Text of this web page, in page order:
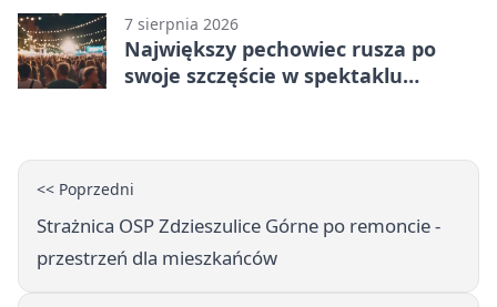
7 sierpnia 2026
Największy pechowiec rusza po
swoje szczęście w spektaklu
<< Poprzedni
Strażnica OSP Zdzieszulice Górne po remoncie -
przestrzeń dla mieszkańców